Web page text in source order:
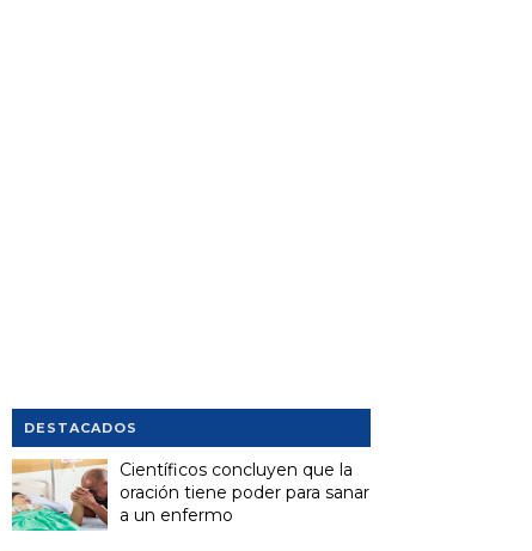
DESTACADOS
Científicos concluyen que la
oración tiene poder para sanar
a un enfermo